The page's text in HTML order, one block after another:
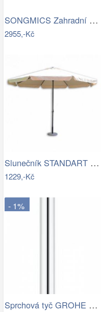
SONGMICS Zahradní slunečník Lyre šedý
2955,-Kč
Slunečník STANDART Ø 300 cm ROJAPLAST
1229,-Kč
- 1%
Sprchová tyč GROHE Euphoria Neutral…